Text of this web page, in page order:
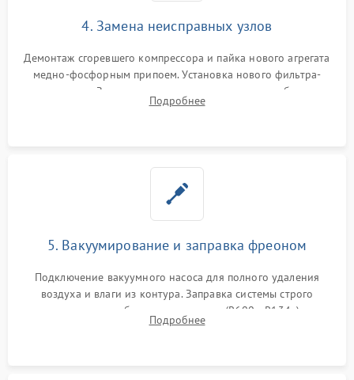
4. Замена неисправных узлов
Демонтаж сгоревшего компрессора и пайка нового агрегата
медно-фосфорным припоем. Установка нового фильтра-
осушителя. Замена изношенных вентиляторов обдува,
сломанных заслонок или поврежденных дверных петель.
Подробнее
5. Вакуумирование и заправка фреоном
Подключение вакуумного насоса для полного удаления
воздуха и влаги из контура. Заправка системы строго
дозированным объемом хладагента (R600a, R134a) по
электронным весам. Контроль рабочего давления в системе.
Подробнее